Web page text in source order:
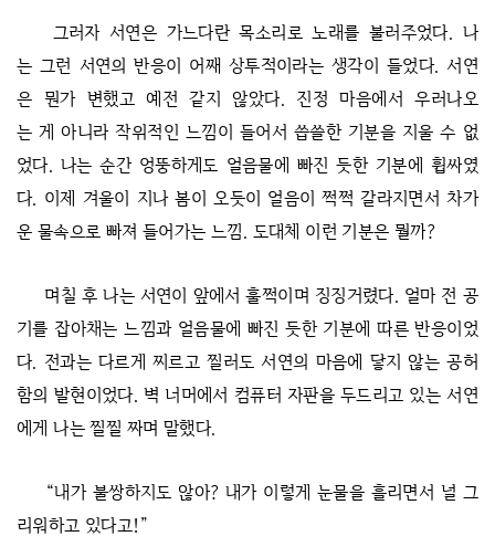
그러자 서연은 가느다란 목소리로 노래를 불러주었다. 나
는 그런 서연의 반응이 어째 상투적이라는 생각이 들었다. 서연
은 뭔가 변했고 예전 같지 않았다. 진정 마음에서 우러나오
는 게 아니라 작위적인 느낌이 들어서 씁쓸한 기분을 지울 수 없
었다. 나는 순간 엉뚱하게도 얼음물에 빠진 듯한 기분에 휩싸였
다. 이제 겨울이 지나 봄이 오듯이 얼음이 쩍쩍 갈라지면서 차가
운 물속으로 빠져 들어가는 느낌. 도대체 이런 기분은 뭘까?
며칠 후 나는 서연이 앞에서 훌쩍이며 징징거렸다. 얼마 전 공
기를 잡아채는 느낌과 얼음물에 빠진 듯한 기분에 따른 반응이었
다. 전과는 다르게 찌르고 찔러도 서연의 마음에 닿지 않는 공허
함의 발현이었다. 벽 너머에서 컴퓨터 자판을 두드리고 있는 서연
에게 나는 찔찔 짜며 말했다.
“내가 불쌍하지도 않아? 내가 이렇게 눈물을 흘리면서 널 그
리워하고 있다고!”